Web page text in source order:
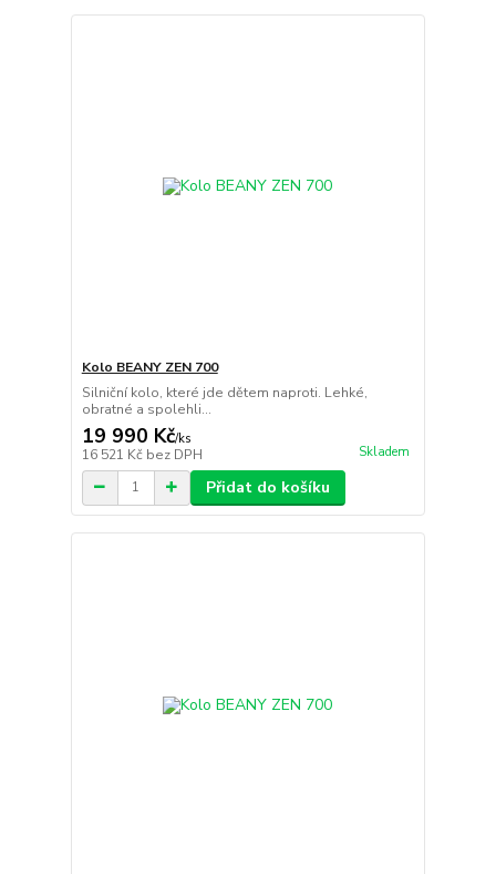
Kolo BEANY ZEN 700
Silniční kolo, které jde dětem naproti. Lehké,
obratné a spolehli...
19 990 Kč/ks
16 521 Kč bez DPH Skladem
Přidat do košíku